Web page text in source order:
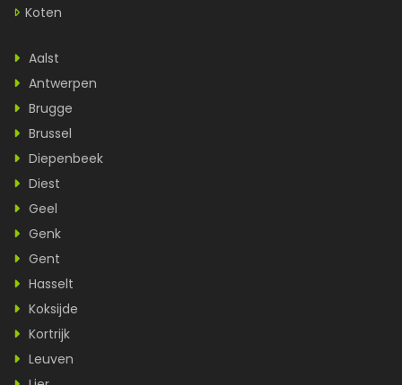
Koten
Aalst
Antwerpen
Brugge
Brussel
Diepenbeek
Diest
Geel
Genk
Gent
Hasselt
Koksijde
Kortrijk
Leuven